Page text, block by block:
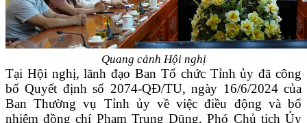
Quang cảnh Hội nghị
Tại Hội nghị, lãnh đạo Ban Tổ chức Tỉnh ủy đã công
bố Quyết định số 2074-QĐ/TU, ngày 16/6/2024 của
Ban Thường vụ Tỉnh ủy về việc điều động và bổ
nhiệm đồng chí Phạm Trung Dũng, Phó Chủ tịch Ủy